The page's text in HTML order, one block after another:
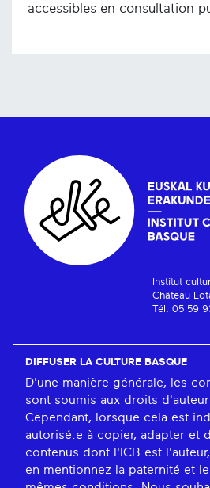
accessibles en consultation
Institut
Château
Tél. 05 59
DIFFUSER LA CULTURE BASQUE
D'une manière générale, les
sont soumis aux droits
Cependant, lorsque cela est
autorisé.e à copier, adapter et
contenus dont l'ICB est
en mentionnez la paternité et